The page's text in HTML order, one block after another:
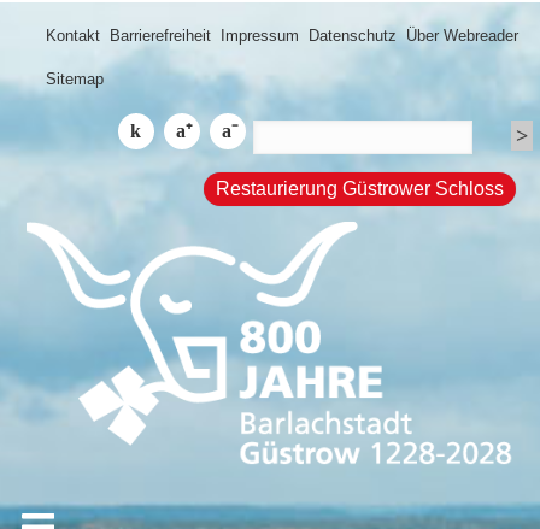
Kontakt Barrierefreiheit Impressum Datenschutz Über Webreader
Sitemap
Restaurierung Güstrower Schloss